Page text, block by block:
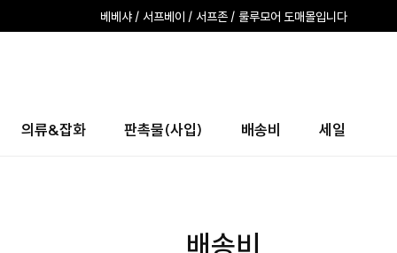
베베샤 / 서프베이 / 서프존 / 룰루모어 도매몰입니다
의류&잡화 판촉물(사입) 배송비 세일
배송비